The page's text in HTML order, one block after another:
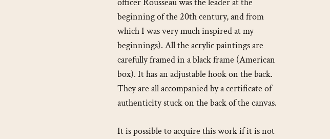
beginning of the 20th century, and from
which I was very much inspired at my
beginnings). All the acrylic paintings are
carefully framed in a black frame (American
box). It has an adjustable hook on the back.
They are all accompanied by a certificate of
authenticity stuck on the back of the canvas.
It is possible to acquire this work if it is not